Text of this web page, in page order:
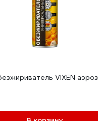
VIXEN